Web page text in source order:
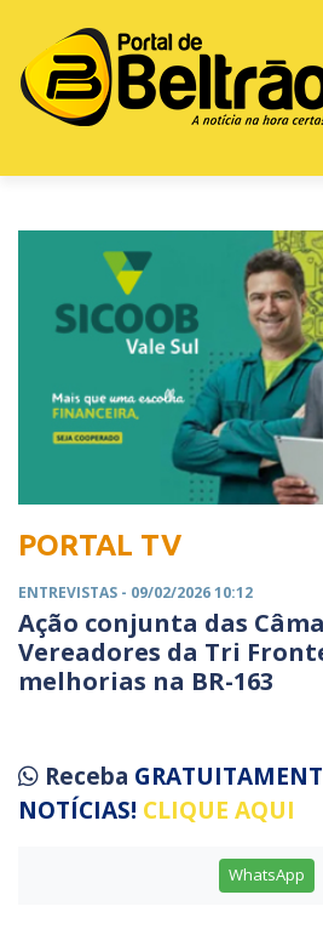
PORTAL TV
ENTREVISTAS - 09/02/2026 10:12
Ação conjunta das
Vereadores da Tri
melhorias na BR-163
Receba
NOTÍCIAS! CLIQUE AQUI
WhatsApp